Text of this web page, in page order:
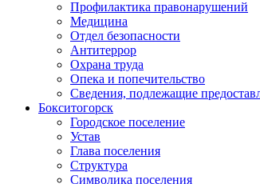
Профилактика правонарушений
Медицина
Отдел безопасности
Антитеррор
Охрана труда
Опека и попечительство
Сведения, подлежащие
Бокситогорск
Городское поселение
Устав
Глава поселения
Структура
Символика поселения